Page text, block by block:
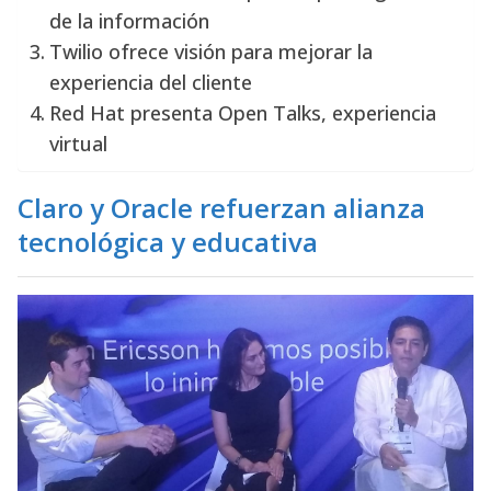
de la información
Twilio ofrece visión para mejorar la
experiencia del cliente
Red Hat presenta Open Talks, experiencia
virtual
Claro y Oracle refuerzan alianza
tecnológica y educativa